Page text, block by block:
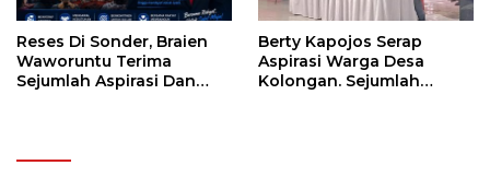
Reses Di Sonder, Braien
Waworuntu Terima
Sejumlah Aspirasi Dan
Berty Kapojos Serap
Aspirasi Warga Desa
Kolongan. Sejumlah